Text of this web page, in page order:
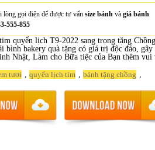
lòng gọi điện để được tư vấn size bánh và giá bánh
555-855
quyển lịch T9-2022 sang trọng tặng
bình bakery quà tặng có giá trị độc đáo, gây
Nhật, Làm cho Bữa tiệc của Bạn thêm vui
tươi quyển lịch tim bánh tặng chồng